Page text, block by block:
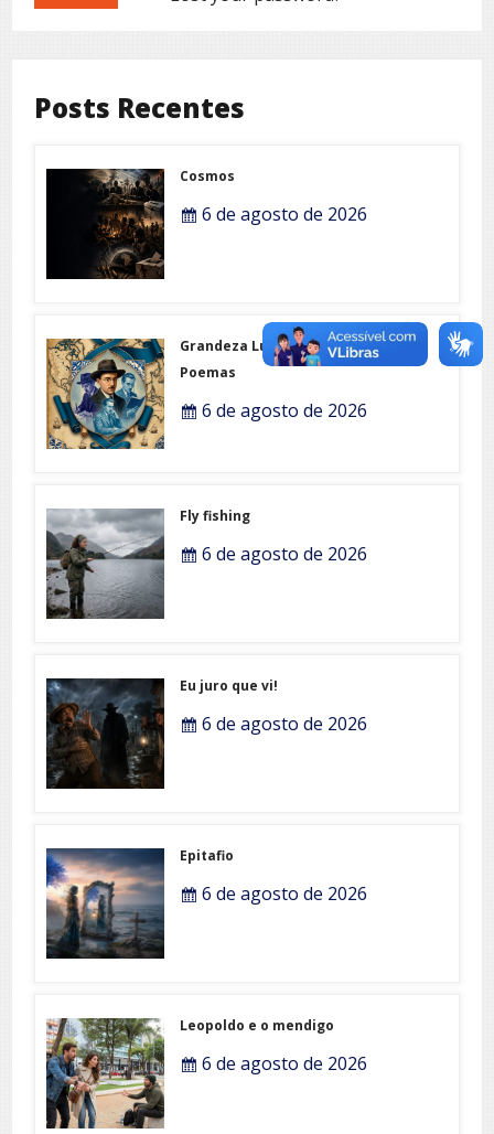
Posts Recentes
Cosmos
6 de agosto de 2026
Grandeza Lusófona e Expo-
Poemas
6 de agosto de 2026
Fly fishing
6 de agosto de 2026
Eu juro que vi!
6 de agosto de 2026
Epitafio
6 de agosto de 2026
Leopoldo e o mendigo
6 de agosto de 2026